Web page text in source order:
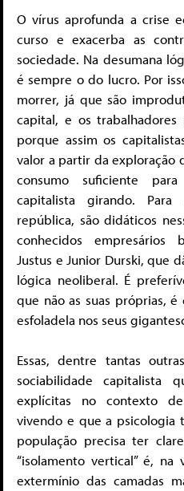
O vírus aprofunda a crise
curso e exacerba as
sociedade. Na desumana
é sempre o do lucro. Por
morrer, já que são
capital, e os
porque assim os
valor a partir da exploração
consumo suficiente
capitalista girando.
república, são didáticos
conhecidos empresários
Justus e Junior Durski, que
lógica neoliberal. É
que não as suas próprias,
esfoladela nos seus
Essas, dentre tantas
sociabilidade capitalista
explícitas no contexto
vivendo e que a psicologia
população precisa ter
“isolamento vertical” é,
extermínio das camadas